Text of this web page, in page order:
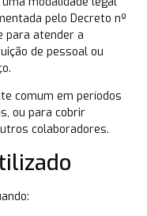
pelo Decreto nº
para atender a
de pessoal ou
comum em períodos
ou para cobrir
colaboradores.